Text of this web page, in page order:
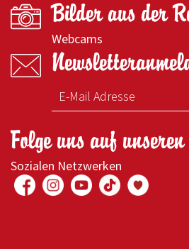
Bilder aus der
Webcams
Folge uns auf unseren
Sozialen Netzwerken